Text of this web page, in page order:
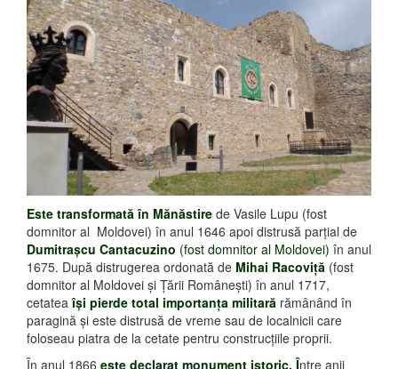
Este transformată în Mănăstire de Vasile Lupu (fost
domnitor al Moldovei) în anul 1646 apoi distrusă parţial de
Dumitraşcu Cantacuzino (fost domnitor al Moldovei) în anul
1675. După distrugerea ordonată de Mihai Racoviţă (fost
domnitor al Moldovei şi Ţării Româneşti) în anul 1717,
cetateaîşi pierde total importanţa militară rămânând în
paragină şi este distrusă de vreme sau de localnicii care
foloseau piatra de la cetate pentru construcţiile proprii.
În anul 1866 este declarat monument istoric. Între anii